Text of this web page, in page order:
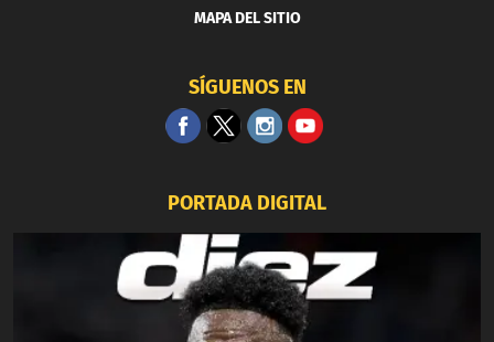
MAPA DEL SITIO
SÍGUENOS EN
PORTADA DIGITAL